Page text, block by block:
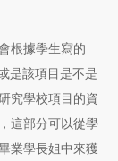
根據學生寫的
是該項目是不是
究學校項目的資
這部分可以從學
業學長姐中來獲